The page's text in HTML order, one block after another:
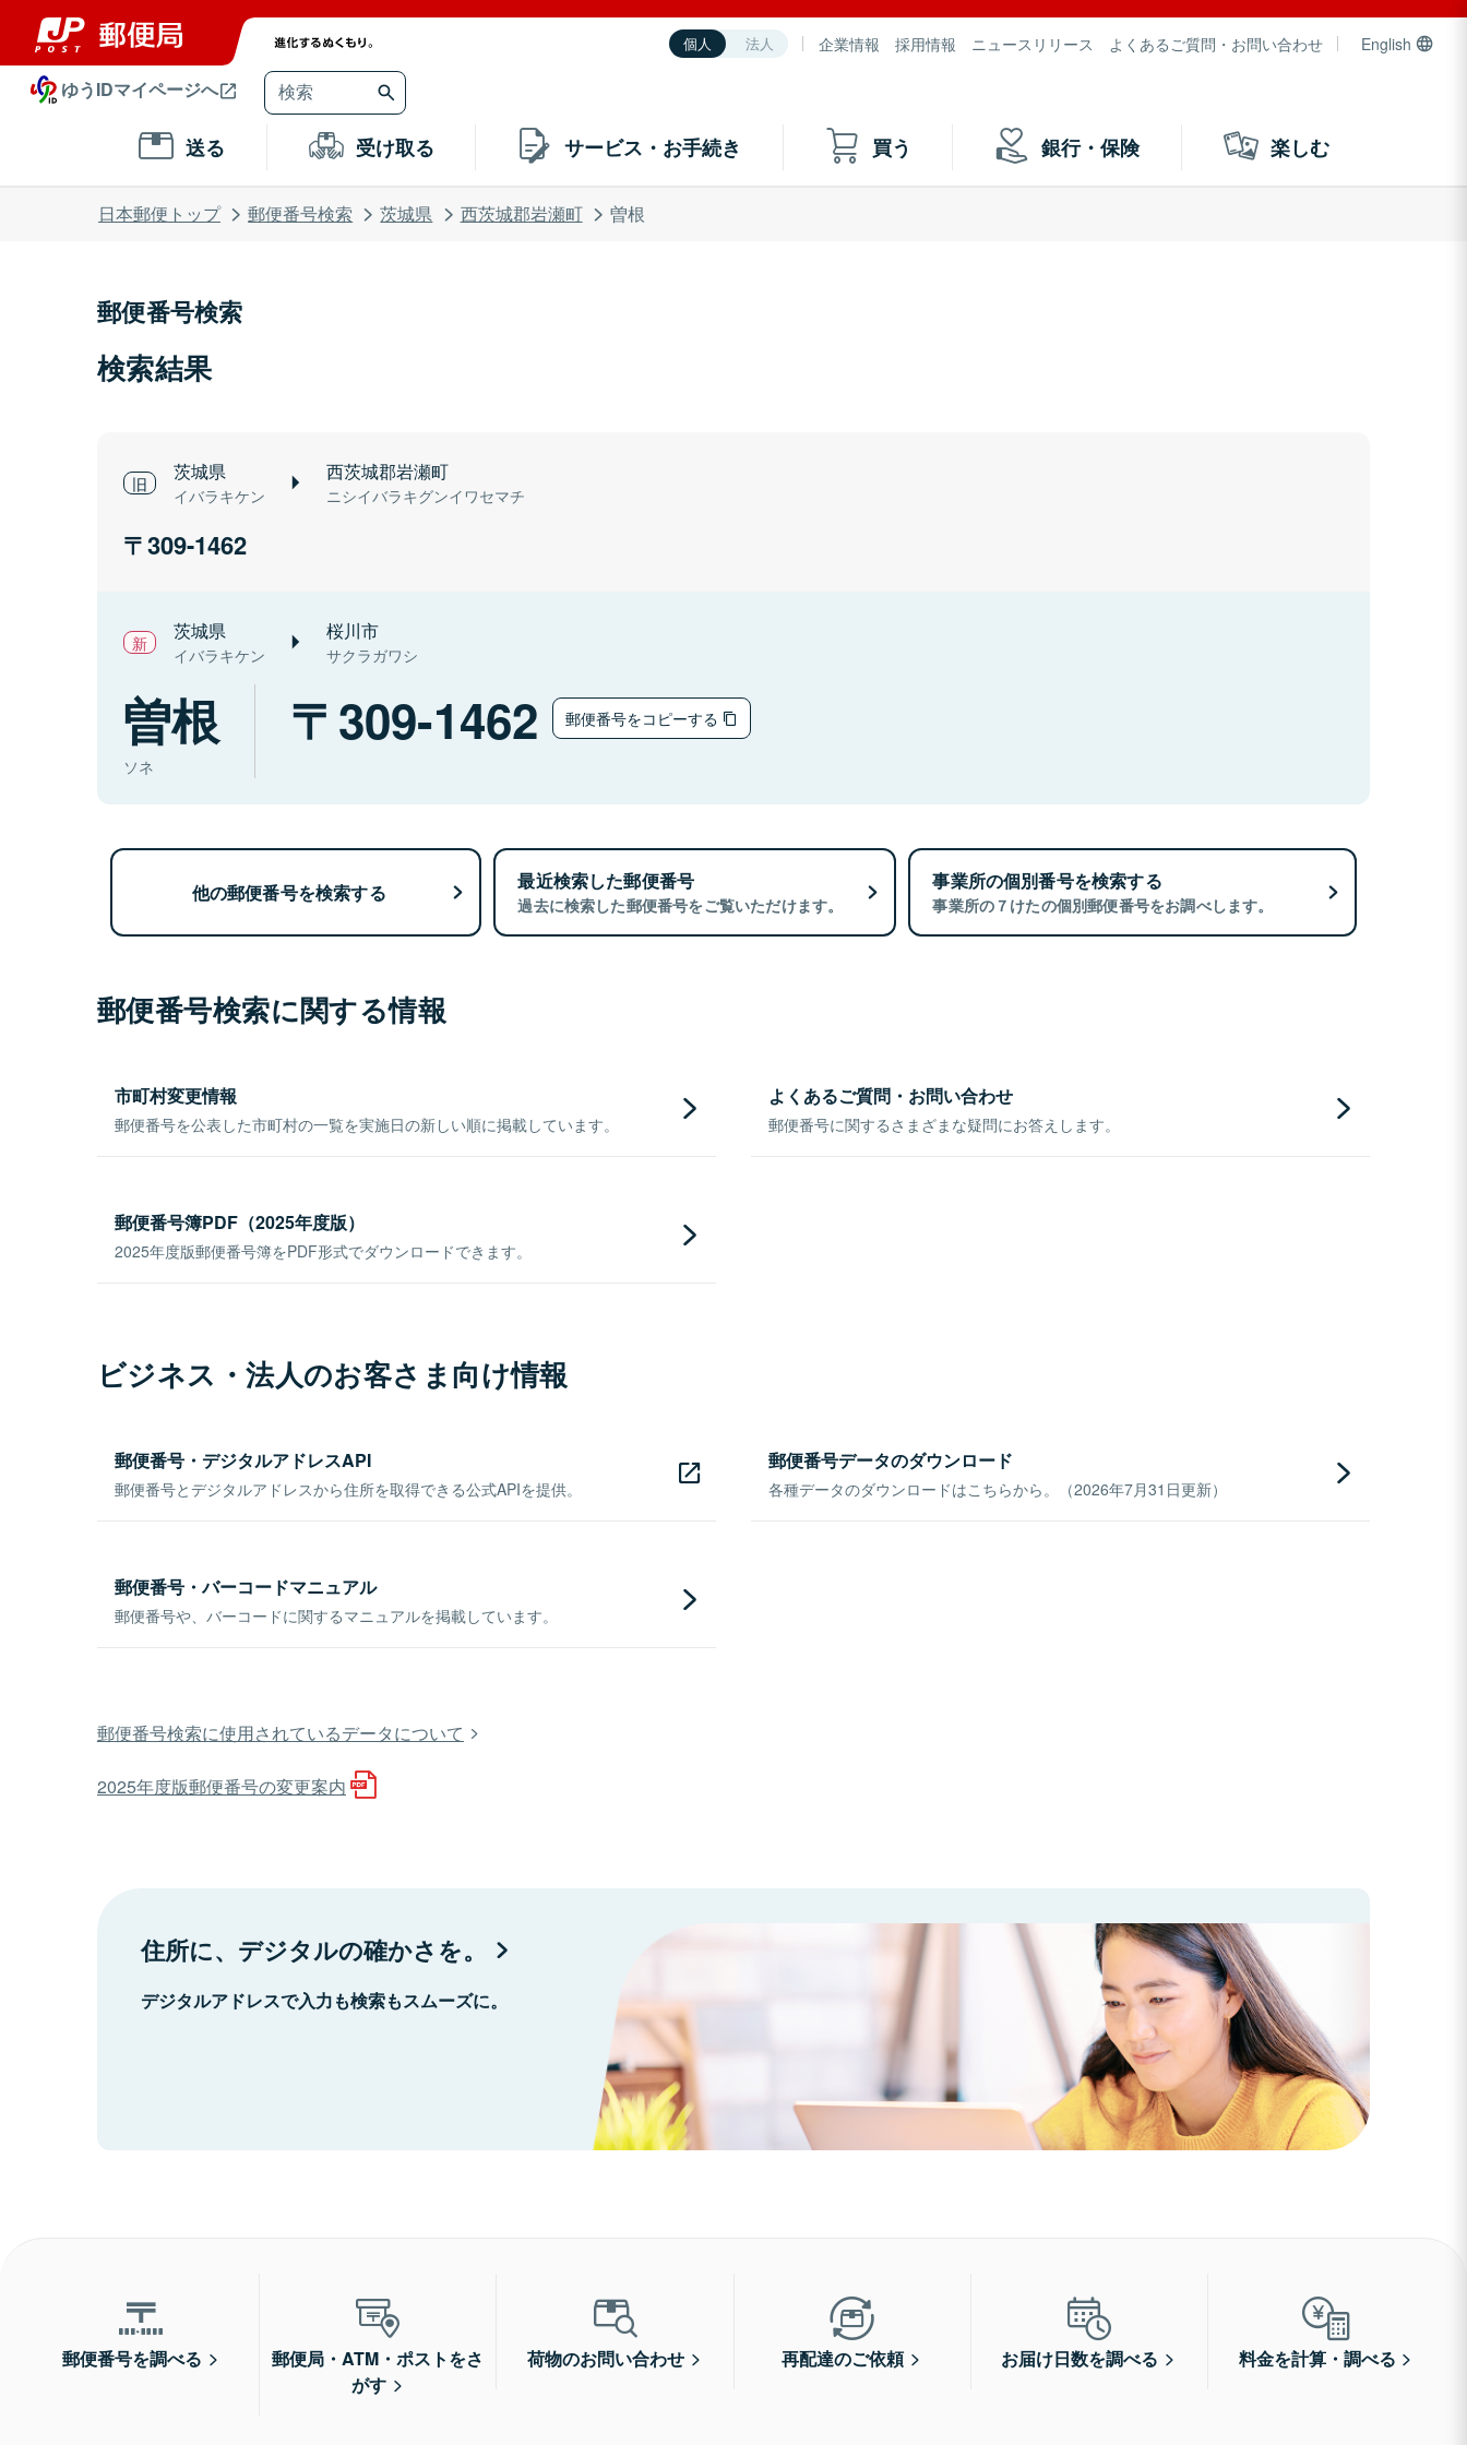
個人 法人 企業情報 採用情報 ニュースリリース よくあるご質問・お問い合わせ English
ゆうIDマイページへ
送る 受け取る サービス・お手続き 買う 銀行・保険 楽しむ
日本郵便トップ 郵便番号検索 茨城県 西茨城郡岩瀬町 曽根
郵便番号検索
検索結果
茨城県
イバラキケン
西茨城郡岩瀬町
ニシイバラキグンイワセマチ
309-1462
茨城県
イバラキケン
桜川市
サクラガワシ
曽根
ソネ
309-1462 郵便番号をコピーする
他の郵便番号を検索する 最近検索した郵便番号
過去に検索した郵便番号をご覧いただけます。
事業所の個別番号を検索する
事業所の７けたの個別郵便番号をお調べします。
郵便番号検索に関する情報
市町村変更情報
郵便番号を公表した市町村の一覧を実施日の新しい順に掲載しています。
よくあるご質問・お問い合わせ
郵便番号に関するさまざまな疑問にお答えします。
郵便番号簿PDF（2025年度版）
2025年度版郵便番号簿をPDF形式でダウンロードできます。
ビジネス・法人のお客さま向け情報
郵便番号・デジタルアドレスAPI
郵便番号とデジタルアドレスから住所を取得できる公式APIを提供。
郵便番号データのダウンロード
各種データのダウンロードはこちらから。（2026年7月31日更新）
郵便番号・バーコードマニュアル
郵便番号や、バーコードに関するマニュアルを掲載しています。
郵便番号検索に使用されているデータについて
2025年度版郵便番号の変更案内
住所に、デジタルの確かさを。
デジタルアドレスで入力も検索もスムーズに。
郵便番号を調べる
郵便局・ATM・ポストをさ
がす
荷物のお問い合わせ 再配達のご依頼 お届け日数を調べる 料金を計算・調べる